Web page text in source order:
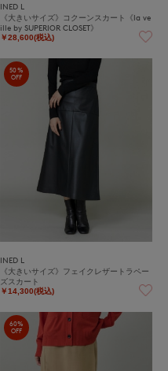
INED L
《大きいサイズ》コクーンスカート《la ve
ille by SUPERIOR CLOSET》
￥28,600(税込)
50%
OFF
INED L
《大きいサイズ》フェイクレザートラペー
ズスカート
￥14,300(税込)
60%
OFF